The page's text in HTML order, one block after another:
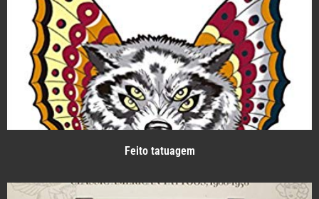
Feito tatuagem